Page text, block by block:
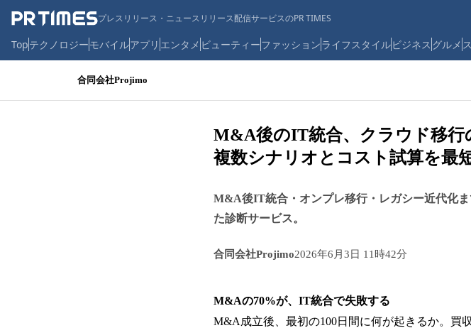
プレスリリース・ニュースリリース配信サービスのPR TIMES
Topテクノロジーモバイルアプリ エンタメ ビューティーファッションライフスタイルビジネス グルメ
合同会社Projimo
M&A後のIT統合、クラウド移
複数シナリオとコスト試算を最
M&A後IT統合・オンプレ移行・レガシー近代化
た診断サービス。
合同会社Projimo2026年6月3日 11時42分
M&Aの70%が、IT統合で失敗する
M&A成立後、最初の100日間に何が起きるか。買